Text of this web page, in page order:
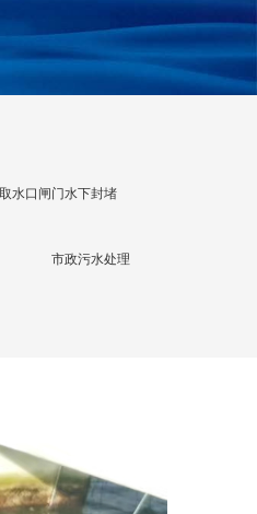
水口闸门水下封堵
市政污水处理